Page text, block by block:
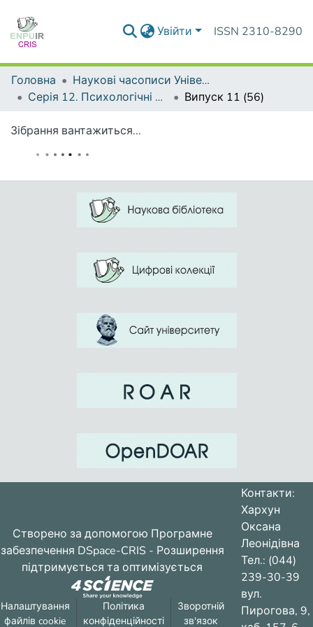
Увійти ISSN 2310-8290
Головна
Наукові часописи Університету
Серія 12. Психологічні науки
Випуск 11 (56)
Зібрання вантажиться...
Створено за допомогою Програмне
забезпечення DSpace-CRIS - Розширення
підтримується та оптимізується
Налаштування
файлів cookie
Політика
конфіденційності
Зворотній
зв'язок
Контакти:
Хархун
Оксана
Леонідівна
Тел.: (044)
239-30-39
вул.
Пирогова, 9,